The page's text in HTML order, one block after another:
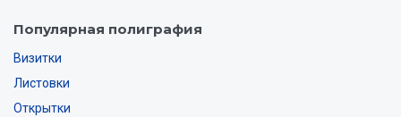
Популярная полиграфия
Визитки
Листовки
Открытки